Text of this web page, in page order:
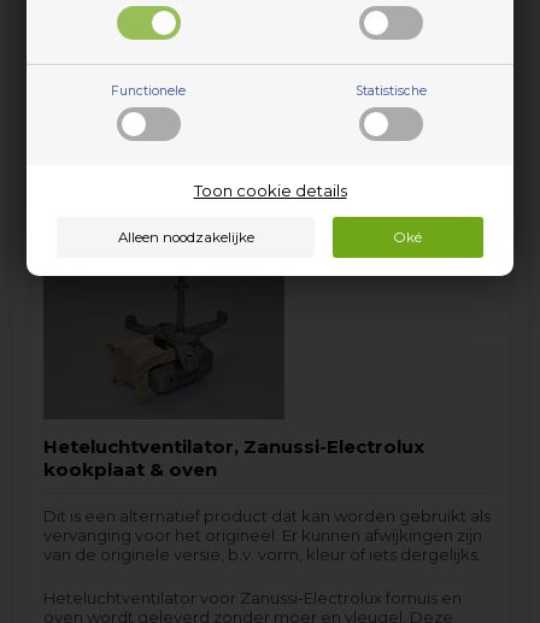
Functionele Statistische
Toon cookie details
onder andere…
(Lev. 4-5 weekdagen*
Heteluchtventilator, Zanussi-Electrolux
kookplaat & oven
Dit is een alternatief product dat kan worden gebruikt als
vervanging voor het origineel. Er kunnen afwijkingen zijn
van de originele versie, b.v. vorm, kleur of iets dergelijks.
Heteluchtventilator voor Zanussi-Electrolux fornuis en
oven wordt geleverd zonder moer en vleugel. Deze